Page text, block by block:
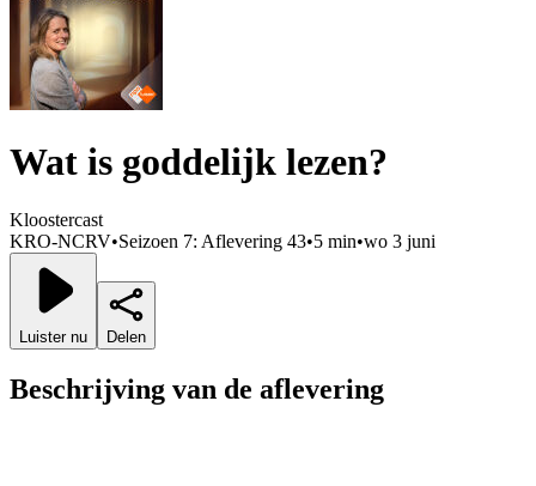
Wat is goddelijk lezen?
Kloostercast
KRO-NCRV•Seizoen 7: Aflevering 43•5 min•wo 3 juni
Luister nu Delen
Beschrijving van de aflevering